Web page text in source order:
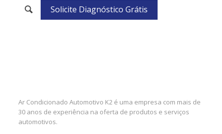
Solicite Diagnóstico Grátis
Ar Condicionado Automotivo K2 é uma empresa com mais de
30 anos de experiência na oferta de produtos e serviços
automotivos.